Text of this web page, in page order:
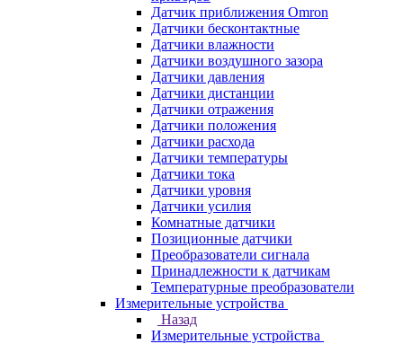
Датчик приближения Omron
Датчики бесконтактные
Датчики влажности
Датчики воздушного зазора
Датчики давления
Датчики дистанции
Датчики отражения
Датчики положения
Датчики расхода
Датчики температуры
Датчики тока
Датчики уровня
Датчики усилия
Комнатные датчики
Позиционные датчики
Преобразователи сигнала
Принадлежности к датчикам
Температурные преобразователи
Измерительные устройства
Назад
Измерительные устройства